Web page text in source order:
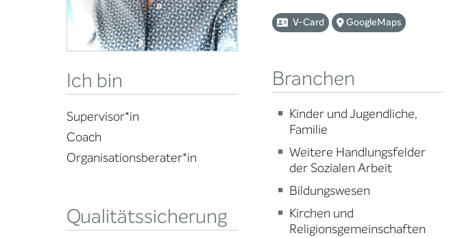
Ich bin
Supervisor*in
Coach
Organisationsberater*in
Qualitätssicherung
V-Card GoogleMaps
Branchen
Kinder und Jugendliche,
Familie
Weitere Handlungsfelder
der Sozialen Arbeit
Bildungswesen
Kirchen und
Religionsgemeinschaften